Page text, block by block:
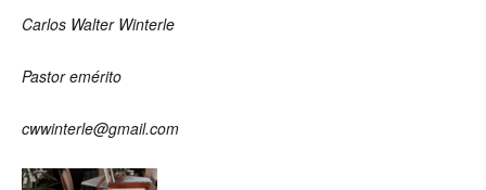
Carlos Walter Winterle
Pastor emérito
cwwinterle@gmail.com